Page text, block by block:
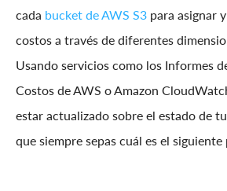
cada bucket de AWS S3 para asignar
costos a través de diferentes
Usando servicios como los Informes
Costos de AWS o Amazon
estar actualizado sobre el estado de
que siempre sepas cuál es el siguiente